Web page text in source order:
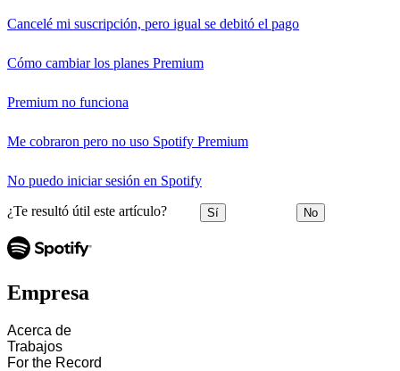
Cancelé mi suscripción, pero igual se debitó el pago
Cómo cambiar los planes Premium
Premium no funciona
Me cobraron pero no uso Spotify Premium
No puedo iniciar sesión en Spotify
¿Te resultó útil este artículo? Sí No
Empresa
Acerca de
Trabajos
For the Record